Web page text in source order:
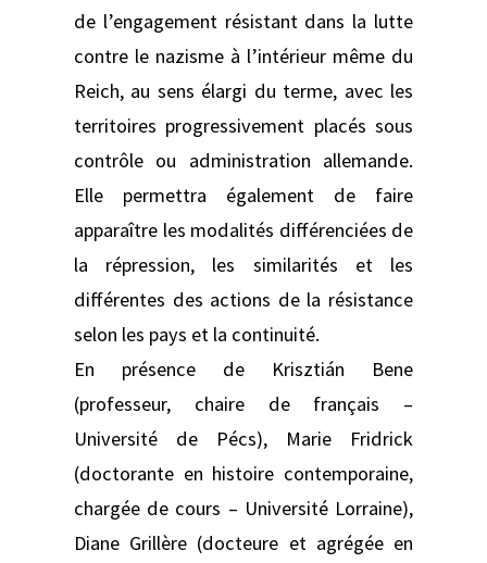
de l’engagement résistant dans la lutte
contre le nazisme à l’intérieur même du
Reich, au sens élargi du terme, avec les
territoires progressivement placés sous
contrôle ou administration allemande.
Elle permettra également de faire
apparaître les modalités différenciées de
la répression, les similarités et les
différentes des actions de la résistance
selon les pays et la continuité.
En présence de Krisztián Bene
(professeur, chaire de français –
Université de Pécs), Marie Fridrick
(doctorante en histoire contemporaine,
chargée de cours – Université Lorraine),
Diane Grillère (docteure et agrégée en